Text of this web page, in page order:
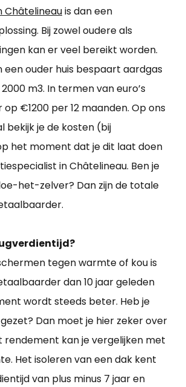
Châtelineauis dan een
Bij zowel oudere als
kan er veel bereikt worden.
een ouder huis bespaart aardgas
m3. In termen van euro’s
€1200 per 12 maanden. Op ons
bekijk je de kosten (bij
het moment dat je dit laat doen
in Châtelineau. Ben je
het-zelver? Dan zijn de totale
tegen warmte of kou is
dan 10 jaar geleden
wordt steeds beter. Heb je
Dan moet je hier zeker over
rendement kan je vergelijken met
Het isoleren van een dak kent
van plus minus 7 jaar en